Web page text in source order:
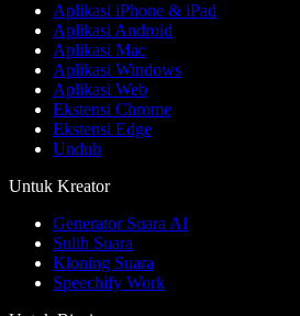
Aplikasi iPhone & iPad
Aplikasi Android
Aplikasi Mac
Aplikasi Windows
Aplikasi Web
Ekstensi Chrome
Ekstensi Edge
Unduh
Untuk Kreator
Generator Suara AI
Sulih Suara
Kloning Suara
Speechify Work